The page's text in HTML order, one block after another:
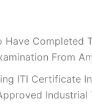
Have Completed
From
ITI Certificate